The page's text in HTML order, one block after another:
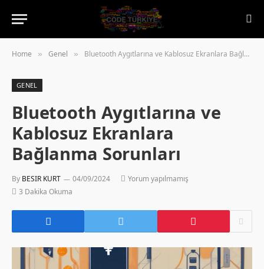
Home » Genel » Bluetooth Aygıtlarına ve Kablosuz Ekranlara Bağlanma Sorunları
GENEL
Bluetooth Aygıtlarına ve
Kablosuz Ekranlara
Bağlanma Sorunları
By BESIR KURT 04/09/2024
Yorum yapılmamış
3 Dakika Okuma